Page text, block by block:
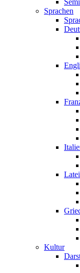
Sprachen
Kultur